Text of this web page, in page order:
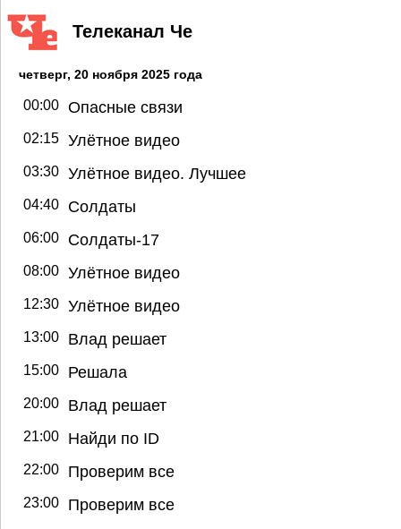
Телеканал Че
четверг, 20 ноября 2025 года
00:00 Опасные связи
02:15 Улётное видео
03:30 Улётное видео. Лучшее
04:40 Солдаты
06:00 Солдаты-17
08:00 Улётное видео
12:30 Улётное видео
13:00 Влад решает
15:00 Решала
20:00 Влад решает
21:00 Найди по ID
22:00 Проверим все
23:00 Проверим все